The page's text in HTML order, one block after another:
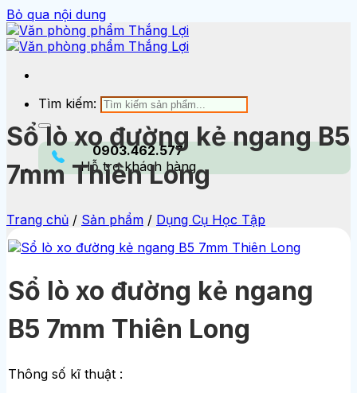
Bỏ qua nội dung
Tìm kiếm:
0903.462.577
Hỗ trợ khách hàng
Sổ lò xo đường kẻ ngang B5
7mm Thiên Long
Trang chủ / Sản phẩm / Dụng Cụ Học Tập
Sổ lò xo đường kẻ ngang
B5 7mm Thiên Long
Thông số kĩ thuật :